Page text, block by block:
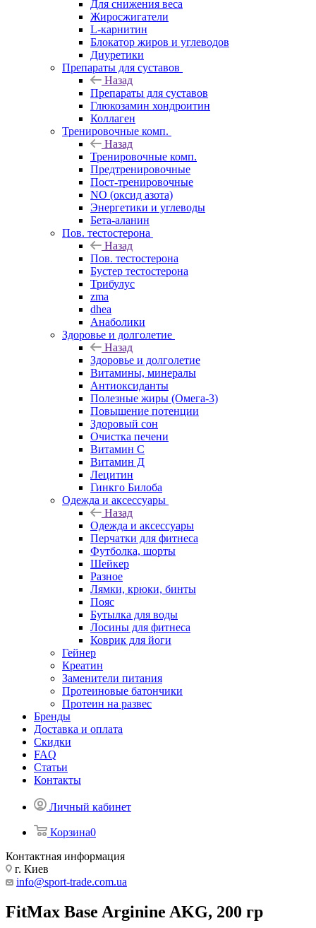
Для снижения веса
Жиросжигатели
L-карнитин
Блокатор жиров и углеводов
Диуретики
Препараты для суставов
Назад
Препараты для суставов
Глюкозамин хондроитин
Коллаген
Тренировочные комп.
Назад
Тренировочные комп.
Предтренировочные
Пост-тренировочные
NO (оксид азота)
Энергетики и углеводы
Бета-аланин
Пов. тестостерона
Назад
Пов. тестостерона
Бустер тестостерона
Трибулус
zma
dhea
Анаболики
Здоровье и долголетие
Назад
Здоровье и долголетие
Витамины, минералы
Антиоксиданты
Полезные жиры (Омега-3)
Повышение потенции
Здоровый сон
Очистка печени
Витамин С
Витамин Д
Лецитин
Гинкго Билоба
Одежда и аксессуары
Назад
Одежда и аксессуары
Перчатки для фитнеса
Футболка, шорты
Шейкер
Разное
Лямки, крюки, бинты
Пояс
Бутылка для воды
Лосины для фитнеса
Коврик для йоги
Гейнер
Креатин
Заменители питания
Протеиновые батончики
Протеин на развес
Бренды
Доставка и оплата
Скидки
FAQ
Статьи
Контакты
Личный кабинет
Корзина0
Контактная информация
г. Киев
info@sport-trade.com.ua
FitMax Base Arginine AKG, 200 гр